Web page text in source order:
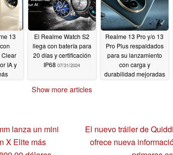
13
Clear
IA y
El Realme Watch S2
llega con batería para
20 días y certificación
IP68 07/31/2024
Realme 13 Pro y/o 13
Pro Plus respaldados
para su lanzamiento
con carga y
durabilidad mejoradas
Show more articles
lanza un mini
X Elite más
El nuevo tráiler de
ofrece nueva